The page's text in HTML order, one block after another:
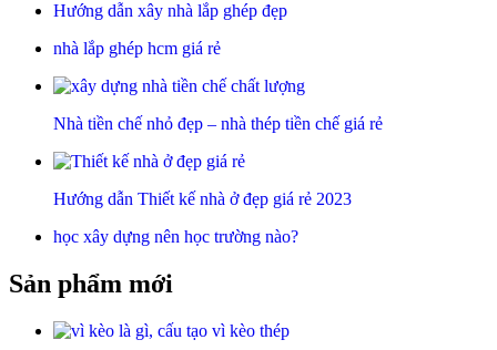
Hướng dẫn xây nhà lắp ghép đẹp
nhà lắp ghép hcm giá rẻ
Nhà tiền chế nhỏ đẹp – nhà thép tiền chế giá rẻ
Hướng dẫn Thiết kế nhà ở đẹp giá rẻ 2023
học xây dựng nên học trường nào?
Sản phẩm mới